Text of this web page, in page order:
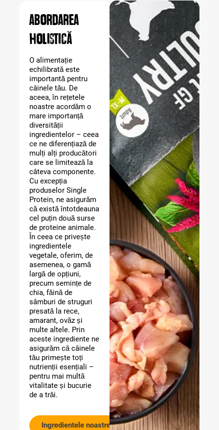
Abordarea
holistică
O alimentație
echilibrată este
importantă pentru
câinele tău. De
aceea, în rețetele
noastre acordăm o
mare importanță
diversității
ingredientelor – ceea
ce ne diferențiază de
mulți alți producători
care se limitează la
câteva componente.
Cu excepția
produselor Single
Protein, ne asigurăm
că există întotdeauna
cel puțin două surse
de proteine animale.
În ceea ce privește
ingredientele
vegetale, oferim, de
asemenea, o gamă
largă de opțiuni,
precum semințe de
chia, făină de
sâmburi de struguri
presată la rece,
amarant, ovăz și
multe altele. Prin
aceste ingrediente ne
asigurăm că câinele
tău primește toți
nutrienții esențiali –
pentru mai multă
vitalitate și bucurie
de a trăi.
Ingredientele noastre